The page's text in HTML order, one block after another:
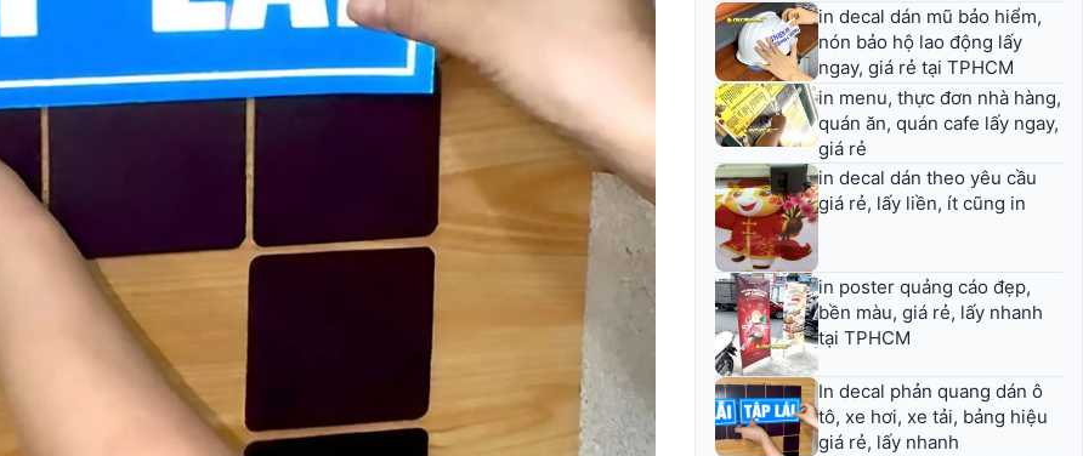
in decal dán mũ bảo hiểm,
nón bảo hộ lao động lấy
ngay, giá rẻ tại TPHCM
in menu, thực đơn nhà hàng,
quán ăn, quán cafe lấy ngay,
giá rẻ
in decal dán theo yêu cầu
giá rẻ, lấy liền, ít cũng in
in poster quảng cáo đẹp,
bền màu, giá rẻ, lấy nhanh
tại TPHCM
In decal phản quang dán ô
tô, xe hơi, xe tải, bảng hiệu
giá rẻ, lấy nhanh